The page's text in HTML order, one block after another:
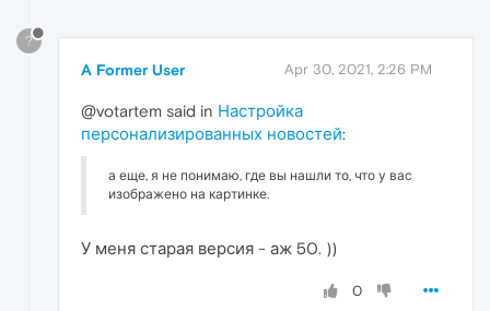
?
A Former User Apr 30, 2021, 2:26 PM
@votartem said in Настройка
персонализированных новостей:
а еще, я не понимаю, где вы нашли то, что у вас
изображено на картинке.
У меня старая версия - аж 50. ))
0